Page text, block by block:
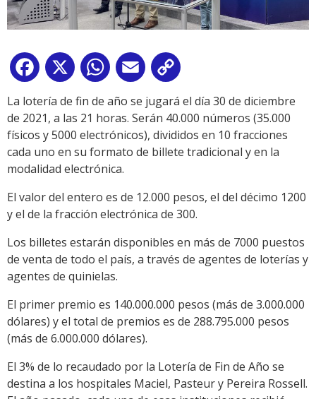
Facebook
X WhatsApp
Email
Link
La lotería de fin de año se jugará el día 30 de diciembre
de 2021, a las 21 horas. Serán 40.000 números (35.000
físicos y 5000 electrónicos), divididos en 10 fracciones
cada uno en su formato de billete tradicional y en la
modalidad electrónica.
El valor del entero es de 12.000 pesos, el del décimo 1200
y el de la fracción electrónica de 300.
Los billetes estarán disponibles en más de 7000 puestos
de venta de todo el país, a través de agentes de loterías y
agentes de quinielas.
El primer premio es 140.000.000 pesos (más de 3.000.000
dólares) y el total de premios es de 288.795.000 pesos
(más de 6.000.000 dólares).
El 3% de lo recaudado por la Lotería de Fin de Año se
destina a los hospitales Maciel, Pasteur y Pereira Rossell.